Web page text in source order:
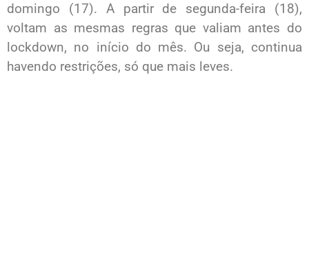
domingo (17). A partir de segunda-feira (18),
voltam as mesmas regras que valiam antes do
lockdown, no início do mês. Ou seja, continua
havendo restrições, só que mais leves.